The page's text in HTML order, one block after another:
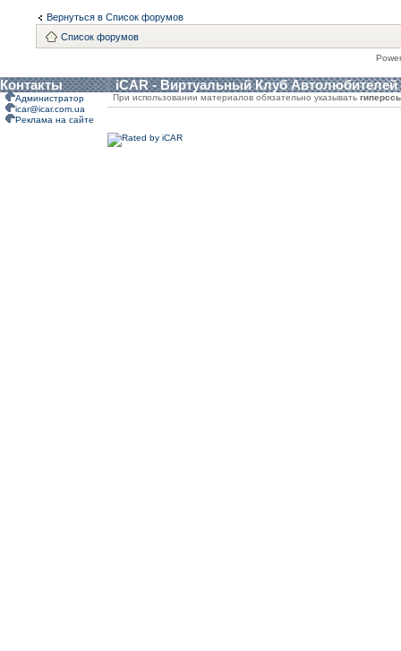
Вернуться в Список форумов
Список форумов
Контакты iCAR - Виртуальный Клуб Автолюбителей
Администратор
icar@icar.com.ua
Реклама на сайте
При использовании материалов обязательно указывать